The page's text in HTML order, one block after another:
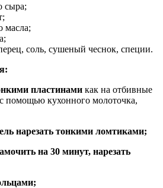
сыра;
масла;
соль, сушеный чеснок, специи.
пластинами как на отбивные
помощью кухонного молоточка,
нарезать тонкими ломтиками;
на 30 минут, нарезать